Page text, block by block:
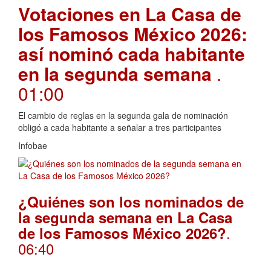
Votaciones en La Casa de
los Famosos México 2026:
así nominó cada habitante
en la segunda semana .
01:00
El cambio de reglas en la segunda gala de nominación
obligó a cada habitante a señalar a tres participantes
Infobae
¿Quiénes son los nominados de
la segunda semana en La Casa
de los Famosos México 2026?.
06:40